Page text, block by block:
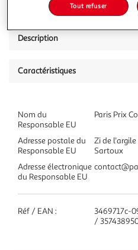
Description
Caractéristiques
Nom du
Responsable EU
Paris Prix
Adresse postale du
Responsable EU
Zi de
Sartoux
Adresse électronique
du Responsable EU
Réf / EAN :
3469717c-
/
Tout refuser